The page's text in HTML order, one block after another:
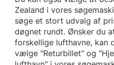
Zealand i vores
søge et stort udvalg af
døgnet rundt. Ønsker du
forskellige lufthavne, kan
vælge "Returbillet" og